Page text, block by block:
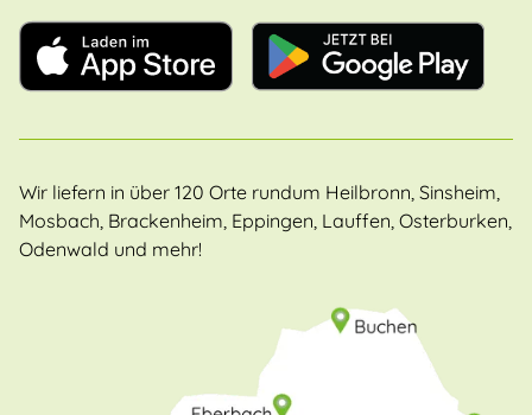
Wir liefern in über 120 Orte rundum Heilbronn, Sinsheim,
Mosbach, Brackenheim, Eppingen, Lauffen, Osterburken,
Odenwald und mehr!